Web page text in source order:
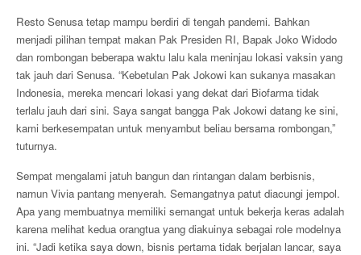
Resto Senusa tetap mampu berdiri di tengah pandemi. Bahkan
menjadi pilihan tempat makan Pak Presiden RI, Bapak Joko Widodo
dan rombongan beberapa waktu lalu kala meninjau lokasi vaksin yang
tak jauh dari Senusa. “Kebetulan Pak Jokowi kan sukanya masakan
Indonesia, mereka mencari lokasi yang dekat dari Biofarma tidak
terlalu jauh dari sini. Saya sangat bangga Pak Jokowi datang ke sini,
kami berkesempatan untuk menyambut beliau bersama rombongan,”
tuturnya.
Sempat mengalami jatuh bangun dan rintangan dalam berbisnis,
namun Vivia pantang menyerah. Semangatnya patut diacungi jempol.
Apa yang membuatnya memiliki semangat untuk bekerja keras adalah
karena melihat kedua orangtua yang diakuinya sebagai role modelnya
ini. “Jadi ketika saya down, bisnis pertama tidak berjalan lancar, saya